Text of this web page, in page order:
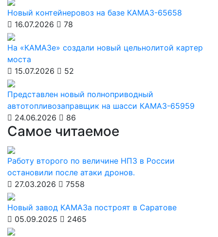
Новый контейнеровоз на базе КАМАЗ-65658
16.07.2026
78
На «КАМАЗе» создали новый цельнолитой картер
моста
15.07.2026
52
Представлен новый полноприводный
автотопливозаправщик на шасси КАМАЗ-65959
24.06.2026
86
Самое читаемое
Работу второго по величине НПЗ в России
остановили после атаки дронов.
27.03.2026
7558
Новый завод КАМАЗа построят в Саратове
05.09.2025
2465